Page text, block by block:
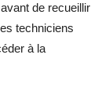
de recueillir
techniciens
à la